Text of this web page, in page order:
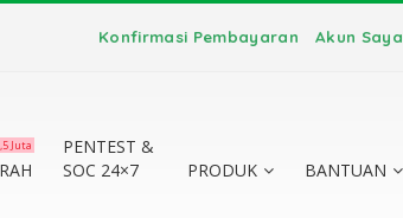
Konfirmasi Pembayaran Akun Saya
Juta
PENTEST &
SOC 24×7
PRODUK BANTUAN